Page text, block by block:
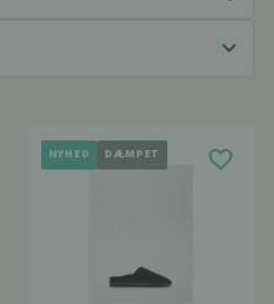
NYHED DÆMPET